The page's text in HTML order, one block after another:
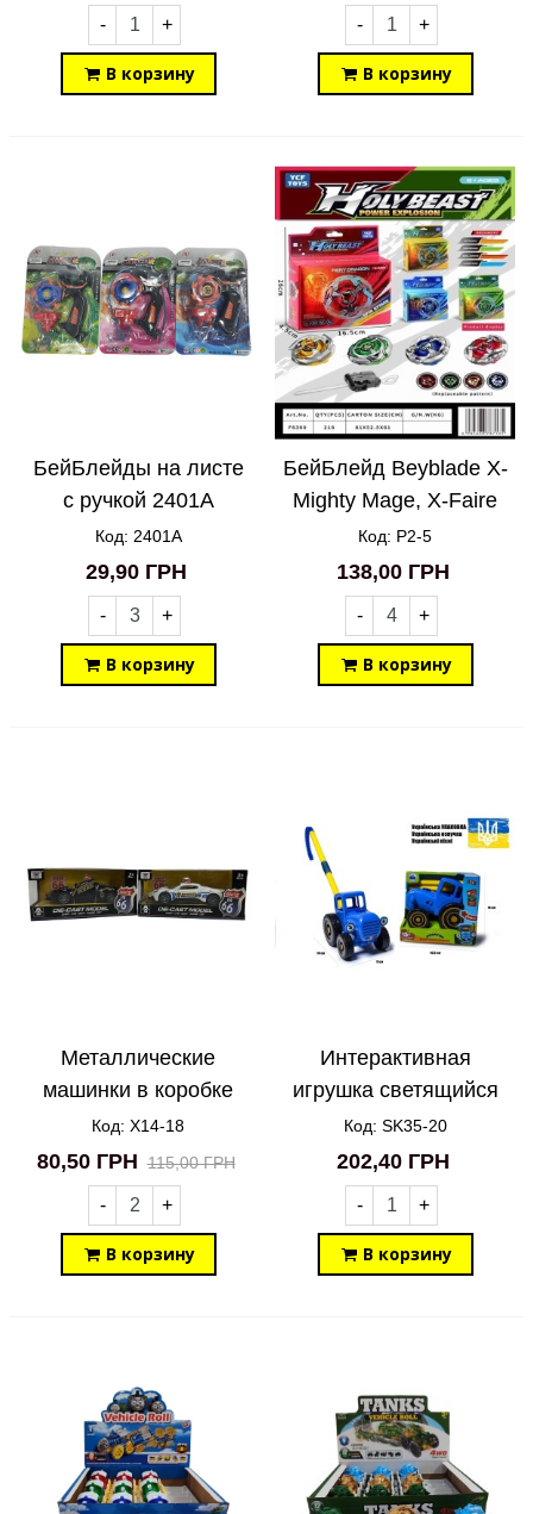
- +
В корзину
- +
В корзину
БейБлейды на листе
с ручкой 2401A
Код: 2401A
29,90 ГРН
- +
В корзину
БейБлейд Beyblade X-
Mighty Mage, X-Faire
Dragon, X-Wild Wolf
Blue, X-Wild Wolf
Green P2-5
Код: P2-5
138,00 ГРН
- +
В корзину
Металлические
машинки в коробке
Police Alarm X14-18
Код: X14-18
80,50 ГРН 115,00 ГРН
- +
В корзину
Интерактивная
игрушка светящийся
музыкальный Синий
трактор толокар с
украинской озвучкой
1005Q SK35-20
Код: SK35-20
202,40 ГРН
- +
В корзину